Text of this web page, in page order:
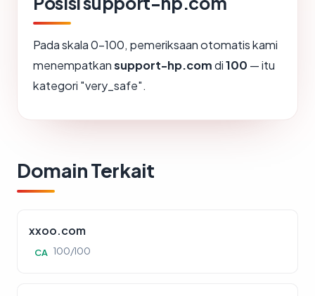
Pada skala 0-100, pemeriksaan otomatis kami
menempatkansupport-hp.comdi100 — itu
kategori "very_safe".
Domain Terkait
xxoo.com
CA 100/100